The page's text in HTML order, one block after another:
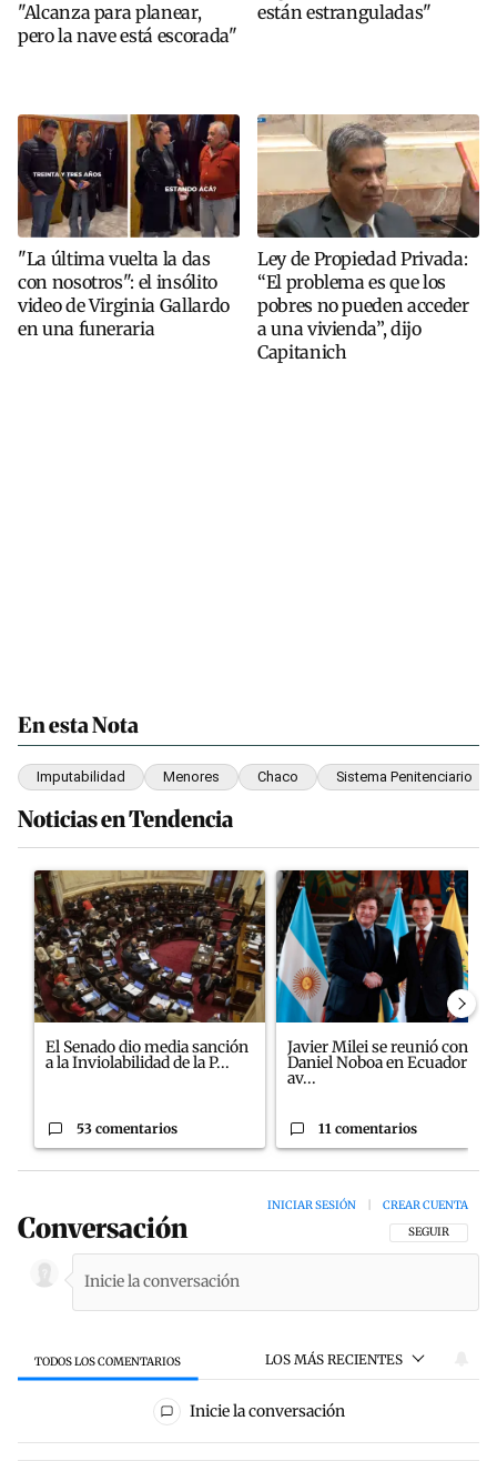
"Alcanza para planear,
pero la nave está escorada"
están estranguladas"
"La última vuelta la das
con nosotros": el insólito
video de Virginia Gallardo
en una funeraria
Ley de Propiedad Privada:
“El problema es que los
pobres no pueden acceder
a una vivienda”, dijo
Capitanich
En esta Nota
Imputabilidad Menores Chaco Sistema Penitenciario
Noticias en Tendencia
Este listado muestra los artículos con más comentarios en los
Un artículo de tendencia con el título "El Senado dio media
El Senado dio media sanción
a la Inviolabilidad de la P...
53 comentarios
Un artículo de tendencia con
Javier Milei se reunió con
Daniel Noboa en Ecuador y
av...
11 comentarios
Conversación SIGA ESTA
SEGUIR
INICIAR SESIÓN CREAR CUENTA
TODOS LOS COMENTARIOS LOS MÁS RECIENTES
Todos los comentarios
Inicie la conversación